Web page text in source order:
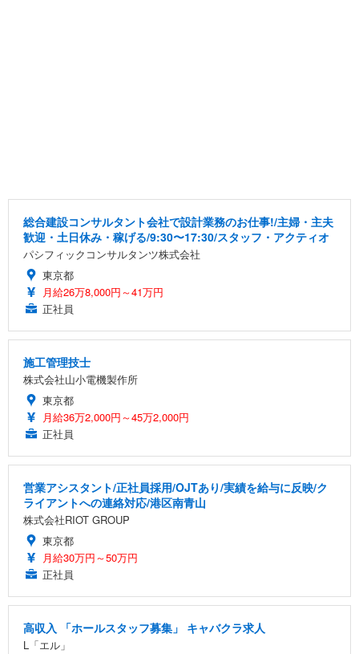
総合建設コンサルタント会社で設計業務のお仕事!/主婦・主夫
歓迎・土日休み・稼げる/9:30〜17:30/スタッフ・アクティオ
パシフィックコンサルタンツ株式会社
東京都
月給26万8,000円～41万円
正社員
施工管理技士
株式会社山小電機製作所
東京都
月給36万2,000円～45万2,000円
正社員
営業アシスタント/正社員採用/OJTあり/実績を給与に反映/ク
ライアントへの連絡対応/港区南青山
株式会社RIOT GROUP
東京都
月給30万円～50万円
正社員
高収入 「ホールスタッフ募集」 キャバクラ求人
L「エル」